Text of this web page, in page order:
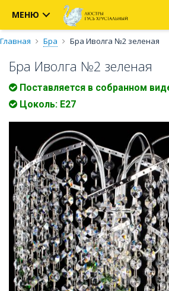
МЕНЮ
Главная Бра Бра Иволга №2 зеленая
Бра Иволга №2 зеленая
Поставляется в собранном
Цоколь: Е27